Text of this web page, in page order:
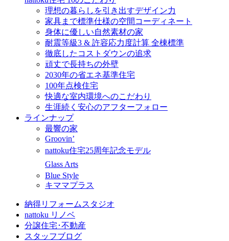
理想の暮らしを引き出すデザイン力
家具まで標準仕様の空間コーディネート
身体に優しい自然素材の家
耐震等級3 & 許容応力度計算 全棟標準
徹底したコストダウンの追求
頑丈で長持ちの外壁
2030年の省エネ基準住宅
100年点検住宅
快適な室内環境へのこだわり
生涯続く安心のアフターフォロー
ラインナップ
最響の家
Groovin’
nattoku住宅25周年記念モデル
Glass Arts
Blue Style
キママプラス
納得リフォームスタジオ
nattoku リノベ
分譲住宅･不動産
スタッフブログ